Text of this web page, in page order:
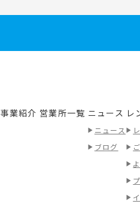
事業紹介 営業所一覧 ニュース
ニュース
ブログ
レ